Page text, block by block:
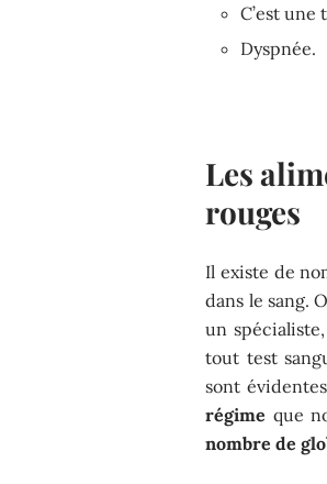
C’est une
Dyspnée.
Les
rouges
Il existe de
dans le sang.
un
tout test
sont
régime que
nombre de